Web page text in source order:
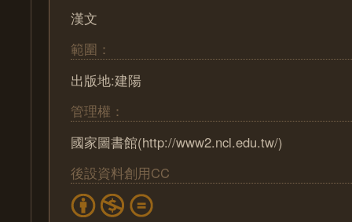
漢文
範圍：
出版地:建陽
管理權：
國家圖書館(http://www2.ncl.edu.tw/)
後設資料創用CC